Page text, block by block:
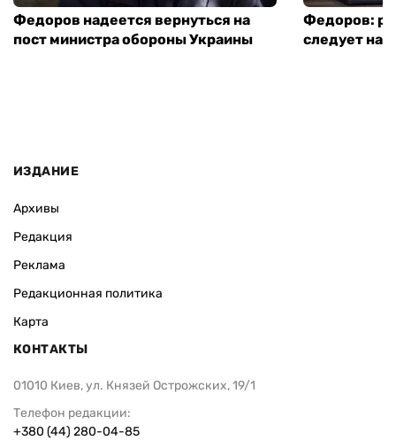
Федоров надеется вернуться на
пост министра обороны Украины
Федоров:
следует
ИЗДАНИЕ
Архивы
Редакция
Реклама
Редакционная политика
Карта
КОНТАКТЫ
01010 Киев, ул. Князей Острожских, 19/1
Телефон редакции:
+380 (44) 280-04-85